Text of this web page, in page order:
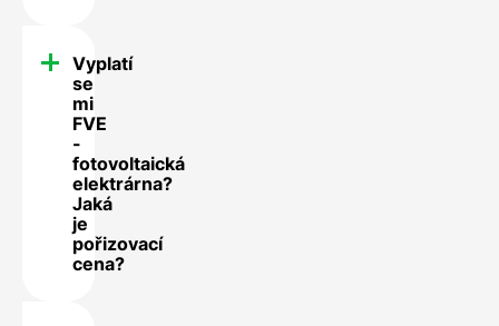
Vyplatí
se
mi
FVE
-
fotovoltaická
elektrárna?
Jaká
je
pořizovací
cena?